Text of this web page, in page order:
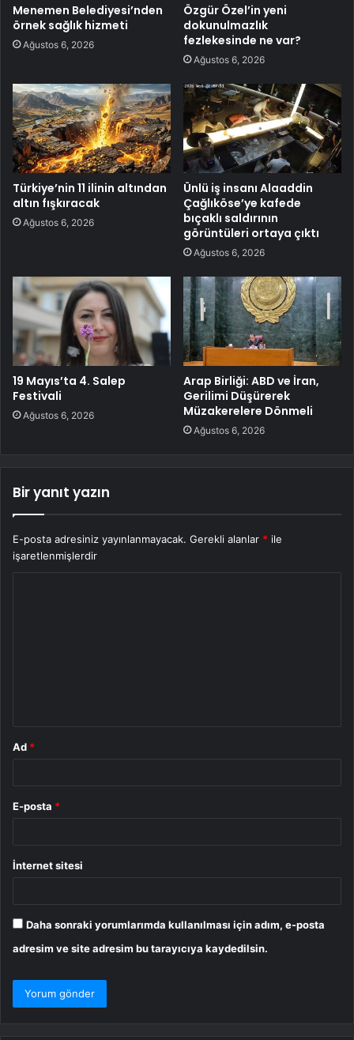
Menemen Belediyesi’nden
örnek sağlık hizmeti
Ağustos 6, 2026
Özgür Özel’in yeni
dokunulmazlık
fezlekesinde ne var?
Ağustos 6, 2026
Türkiye’nin 11 ilinin altından
altın fışkıracak
Ağustos 6, 2026
Ünlü iş insanı Alaaddin
Çağlıköse’ye kafede
bıçaklı saldırının
görüntüleri ortaya çıktı
Ağustos 6, 2026
19 Mayıs’ta 4. Salep
Festivali
Ağustos 6, 2026
Arap Birliği: ABD ve İran,
Gerilimi Düşürerek
Müzakerelere Dönmeli
Ağustos 6, 2026
Bir yanıt yazın
E-posta adresiniz yayınlanmayacak. Gerekli alanlar * ile
işaretlenmişlerdir
Ad *
E-posta *
İnternet sitesi
Daha sonraki yorumlarımda kullanılması için adım, e-posta
adresim ve site adresim bu tarayıcıya kaydedilsin.